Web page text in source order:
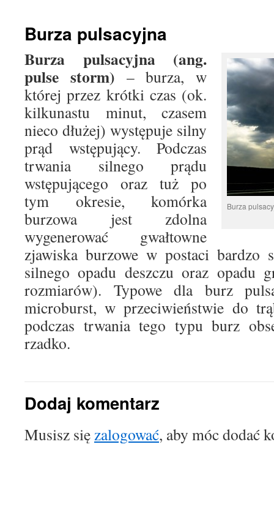
Burza pulsacyjna
Burza
Burza pulsacyjna (ang.
pulse storm) – burza, w
której przez krótki czas (ok.
kilkunastu minut, czasem
nieco dłużej) występuje silny
prąd wstępujący. Podczas
trwania silnego prądu
wstępującego oraz tuż po
tym okresie, komórka
burzowa jest zdolna
wygenerować gwałtowne
zjawiska burzowe w postaci bardzo
silnego opadu deszczu oraz opadu
rozmiarów). Typowe dla burz
microburst, w przeciwieństwie do
podczas trwania tego typu burz
rzadko.
Dodaj komentarz
Musisz sięzalogować, aby móc dodać